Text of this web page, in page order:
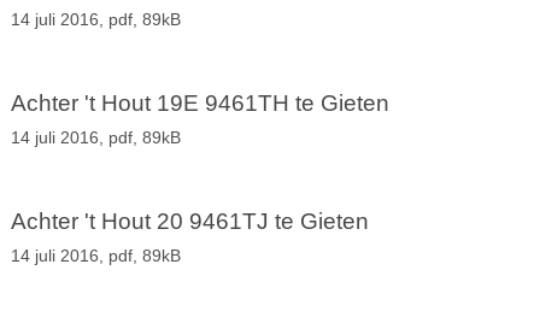
14 juli 2016, pdf, 89kB
Achter 't Hout 19E 9461TH te Gieten
14 juli 2016, pdf, 89kB
Achter 't Hout 20 9461TJ te Gieten
14 juli 2016, pdf, 89kB